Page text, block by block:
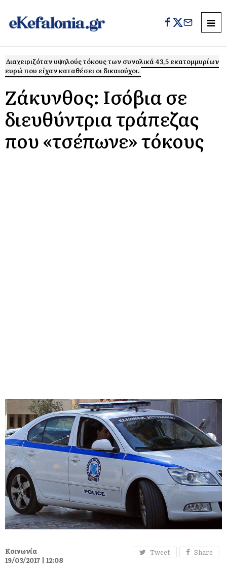
Διαχειριζόταν υψηλούς τόκους των συνολικά 43,5 εκατομμυρίων
ευρώ που είχαν καταθέσει οι δικαιούχοι.
Ζάκυνθος: Ισόβια σε
διευθύντρια τράπεζας
που «τσέπωνε» τόκους
Tweet Share
Κοινωνία
19/03/2017 | 12:08